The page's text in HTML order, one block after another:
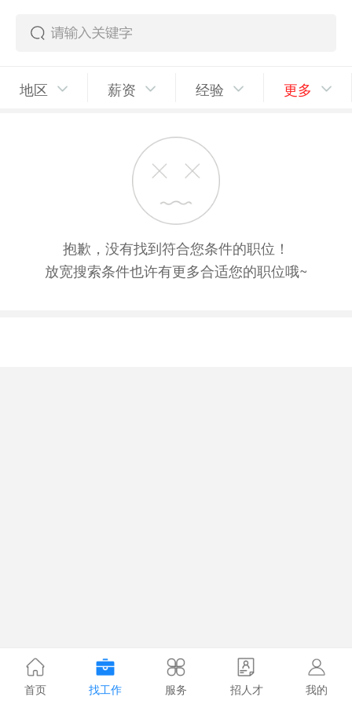
地区 薪资 经验 更多
抱歉，没有找到符合您条件的职位！
放宽搜索条件也许有更多合适您的职位哦~
首页 找工作 服务 招人才 我的